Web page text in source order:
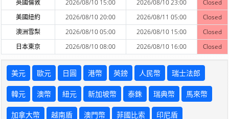
英國倫敦
2026/08/10 15:00 2026/08/10 23:00
Closed
美國紐約
2026/08/10 20:00 2026/08/11 05:00
Closed
澳洲雪梨
2026/08/10 05:00 2026/08/10 15:00
Closed
日本東京
2026/08/10 08:00 2026/08/10 16:00 Closed
美元 歐元 日圓 港幣 英鎊 人民幣 瑞士法郎
韓元 澳幣 紐元 新加坡幣 泰銖 瑞典幣 馬來幣
加拿大幣 越南盾 澳門幣 菲國比索 印尼盾